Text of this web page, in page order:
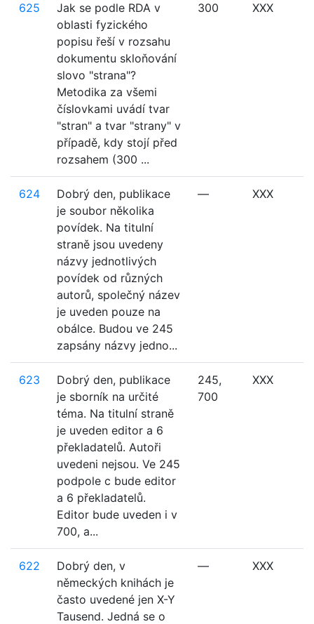
625
Jak se podle RDA v
oblasti fyzického
popisu řeší v rozsahu
dokumentu skloňování
slovo "strana"?
Metodika za všemi
číslovkami uvádí tvar
"stran" a tvar "strany" v
případě, kdy stojí před
rozsahem (300 ...
300 XXX
624
Dobrý den, publikace
je soubor několika
povídek. Na titulní
straně jsou uvedeny
názvy jednotlivých
povídek od různých
autorů, společný název
je uveden pouze na
obálce. Budou ve 245
zapsány názvy jedno...
— XXX
623
Dobrý den, publikace
je sborník na určité
téma. Na titulní straně
je uveden editor a 6
překladatelů. Autoři
uvedeni nejsou. Ve 245
podpole c bude editor
a 6 překladatelů.
Editor bude uveden i v
700, a...
245,
700
XXX
622
Dobrý den, v
německých knihách je
často uvedené jen X-Y
Tausend. Jedná se o
— XXX